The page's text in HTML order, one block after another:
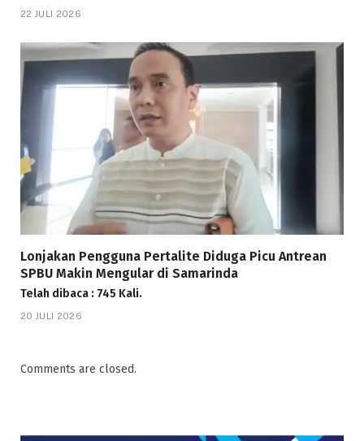
22 JULI 2026
Lonjakan Pengguna Pertalite Diduga Picu Antrean
SPBU Makin Mengular di Samarinda
Telah dibaca : 745 Kali.
20 JULI 2026
Comments are closed.